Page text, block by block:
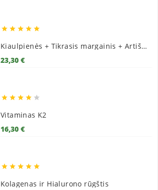
    
Kiaulpienės + Tikrasis margainis + Artišokai
23,30 €Kaina
    
Vitaminas K2
16,30 €Kaina
    
Kolagenas ir Hialurono rūgštis